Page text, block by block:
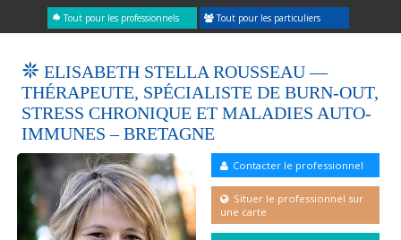
Tout pour les professionnels Tout pour les particuliers
ELISABETH STELLA ROUSSEAU —
THÉRAPEUTE, SPÉCIALISTE DE BURN-OUT,
STRESS CHRONIQUE ET MALADIES AUTO-
IMMUNES – BRETAGNE
Contacter le professionnel
Situer le professionnel sur
une carte